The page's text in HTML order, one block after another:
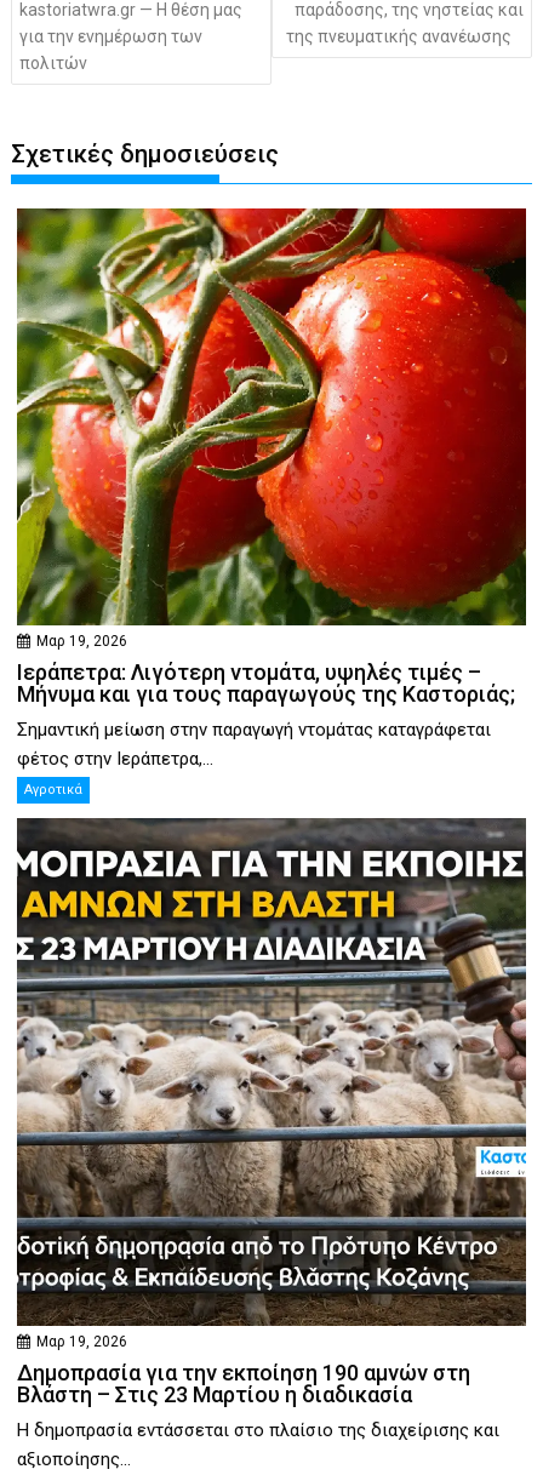
kastoriatwra.gr — Η θέση μας
για την ενημέρωση των
πολιτών
παράδοσης, της νηστείας και
της πνευματικής ανανέωσης
Σχετικές δημοσιεύσεις
Μαρ 19, 2026
Ιεράπετρα: Λιγότερη ντομάτα, υψηλές τιμές –
Μήνυμα και για τους παραγωγούς της Καστοριάς;
Σημαντική μείωση στην παραγωγή ντομάτας καταγράφεται
φέτος στην Ιεράπετρα,...
Αγροτικά
Μαρ 19, 2026
Δημοπρασία για την εκποίηση 190 αμνών στη
Βλάστη – Στις 23 Μαρτίου η διαδικασία
Η δημοπρασία εντάσσεται στο πλαίσιο της διαχείρισης και
αξιοποίησης...